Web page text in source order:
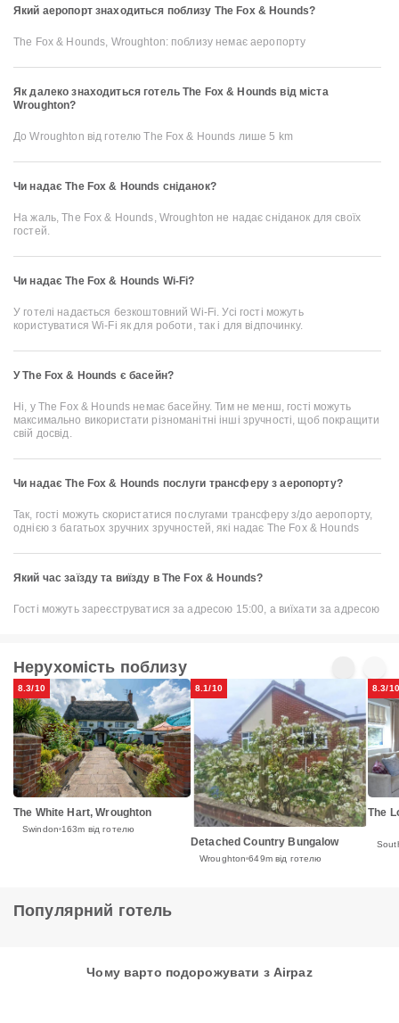
Який аеропорт знаходиться поблизу The Fox & Hounds?
The Fox & Hounds, Wroughton: поблизу немає аеропорту
Як далеко знаходиться готель The Fox & Hounds від міста
Wroughton?
До Wroughton від готелю The Fox & Hounds лише 5 km
Чи надає The Fox & Hounds сніданок?
На жаль, The Fox & Hounds, Wroughton не надає сніданок для своїх
гостей.
Чи надає The Fox & Hounds Wi-Fi?
У готелі надається безкоштовний Wi-Fi. Усі гості можуть
користуватися Wi-Fi як для роботи, так і для відпочинку.
У The Fox & Hounds є басейн?
Ні, у The Fox & Hounds немає басейну. Тим не менш, гості можуть
максимально використати різноманітні інші зручності, щоб покращити
свій досвід.
Чи надає The Fox & Hounds послуги трансферу з аеропорту?
Так, гості можуть скористатися послугами трансферу з/до аеропорту,
однією з багатьох зручних зручностей, які надає The Fox & Hounds
Який час заїзду та виїзду в The Fox & Hounds?
Гості можуть зареєструватися за адресою 15:00, а виїхати за адресою
Нерухомість поблизу
8.3/10
The White Hart, Wroughton
Swindon 163m від готелю
8.1/10
Detached Country Bungalow
Wroughton 649m від готелю
8.3/10
The
Популярний готель
Чому варто подорожувати з Airpaz